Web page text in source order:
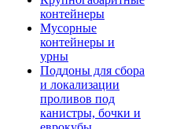
контейнеры
Мусорные
контейнеры и
урны
Поддоны для сбора
и локализации
проливов под
канистры, бочки и